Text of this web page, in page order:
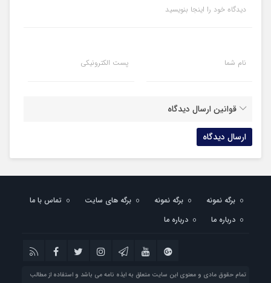
دیدگاه خود را اینجا بنویسید
نام شما پست الکترونیکی
قوانین ارسال دیدگاه
برگه نمونه برگه نمونه برگه های سایت
تماس با ما
درباره ما
درباره ما
تمام حقوق مادی و معنوی این سایت متعلق به ایذه نامه می باشد و استفاده از مطالب